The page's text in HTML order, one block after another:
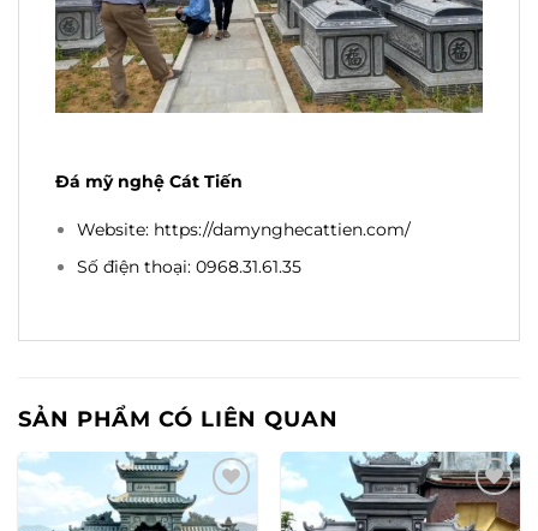
Đá mỹ nghệ Cát Tiến
Website: https://damynghecattien.com/
Số điện thoại: 0968.31.61.35
SẢN PHẨM CÓ LIÊN QUAN